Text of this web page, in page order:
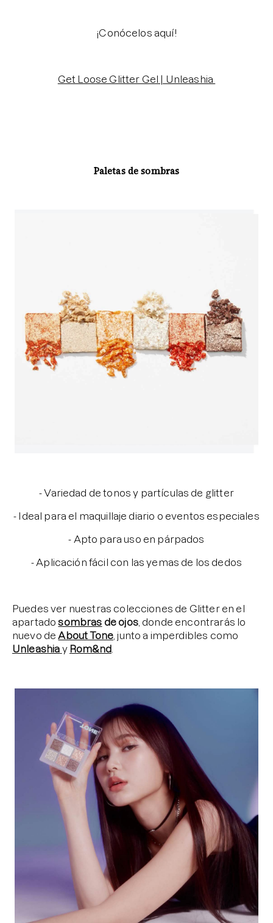
¡Conócelos aquí!
Get Loose Glitter Gel | Unleashia
Paletas de sombras
- Variedad de tonos y partículas de glitter
- Ideal para el maquillaje diario o eventos especiales
- Apto para uso en párpados
- Aplicación fácil con las yemas de los dedos
Puedes ver nuestras colecciones de Glitter en el
apartado sombras de ojos, donde encontrarás lo
nuevo deAbout Tone , junto a imperdibles como
Unleashia y Rom&nd.